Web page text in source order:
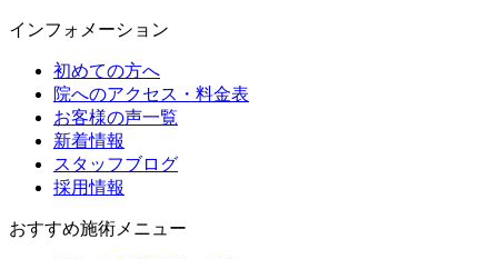
インフォメーション
初めての方へ
院へのアクセス・料金表
お客様の声一覧
新着情報
スタッフブログ
採用情報
おすすめ施術メニュー